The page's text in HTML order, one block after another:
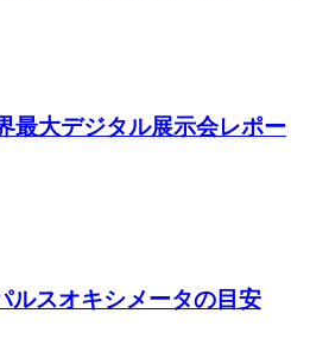
最大デジタル展示会レポー
ルスオキシメータの目安